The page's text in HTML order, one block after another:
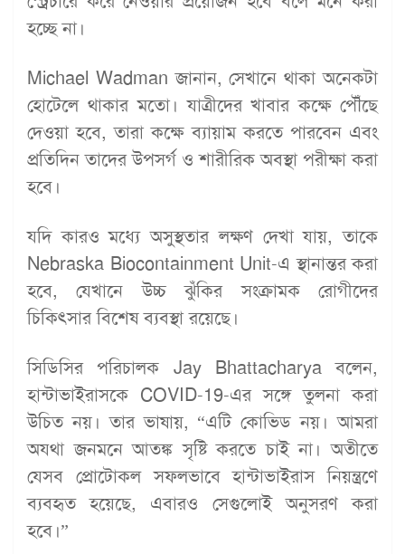
হচ্ছে না।
Michael Wadman জানান, সেখানে থাকা অনেকটা
হোটেলে থাকার মতো। যাত্রীদের খাবার কক্ষে পৌঁছে
দেওয়া হবে, তারা কক্ষে ব্যায়াম করতে পারবেন এবং
প্রতিদিন তাদের উপসর্গ ও শারীরিক অবস্থা পরীক্ষা করা
হবে।
যদি কারও মধ্যে অসুস্থতার লক্ষণ দেখা যায়, তাকে
Nebraska Biocontainment Unit-এ স্থানান্তর করা
হবে, যেখানে উচ্চ ঝুঁকির সংক্রামক রোগীদের
চিকিৎসার বিশেষ ব্যবস্থা রয়েছে।
সিডিসির পরিচালক Jay Bhattacharya বলেন,
হান্টাভাইরাসকে COVID-19-এর সঙ্গে তুলনা করা
উচিত নয়। তার ভাষায়, “এটি কোভিড নয়। আমরা
অযথা জনমনে আতঙ্ক সৃষ্টি করতে চাই না। অতীতে
যেসব প্রোটোকল সফলভাবে হান্টাভাইরাস নিয়ন্ত্রণে
ব্যবহৃত হয়েছে, এবারও সেগুলোই অনুসরণ করা
হবে।”